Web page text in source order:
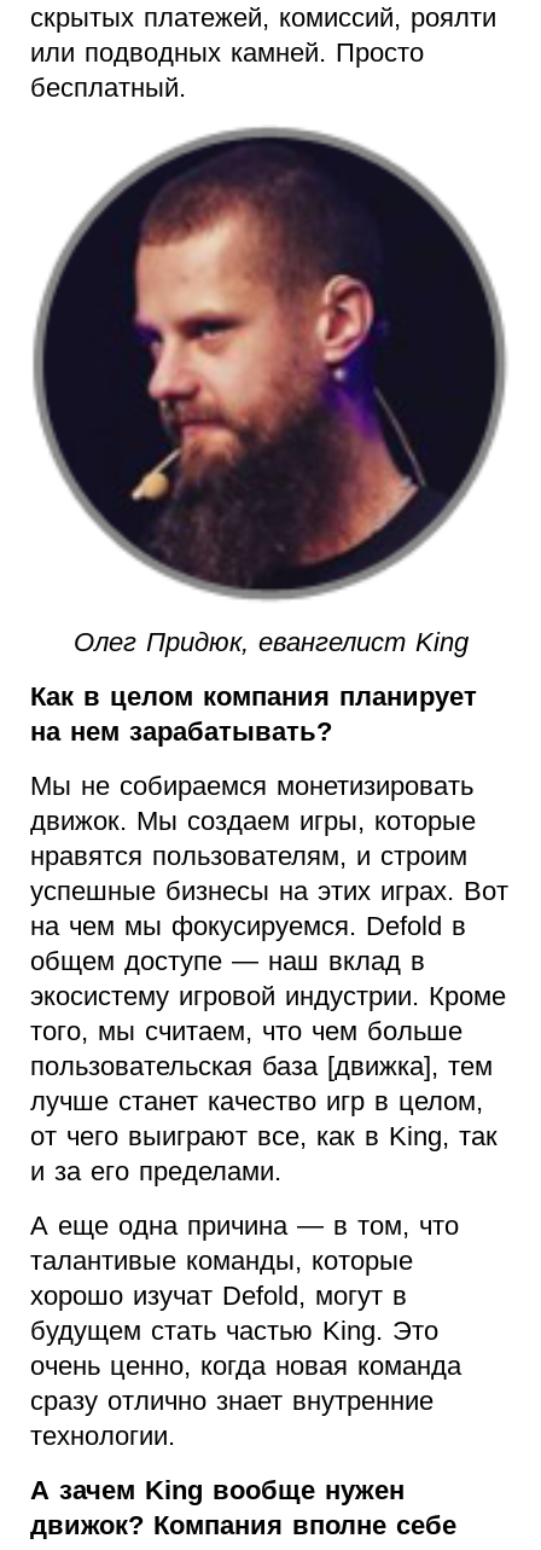
скрытых платежей, комиссий, роялти
или подводных камней. Просто
бесплатный.
Олег Придюк, евангелист King
Как в целом компания планирует
на нем зарабатывать?
Мы не собираемся монетизировать
движок. Мы создаем игры, которые
нравятся пользователям, и строим
успешные бизнесы на этих играх. Вот
на чем мы фокусируемся. Defold в
общем доступе — наш вклад в
экосистему игровой индустрии. Кроме
того, мы считаем, что чем больше
пользовательская база [движка], тем
лучше станет качество игр в целом,
от чего выиграют все, как в King, так
и за его пределами.
А еще одна причина — в том, что
талантивые команды, которые
хорошо изучат Defold, могут в
будущем стать частью King. Это
очень ценно, когда новая команда
сразу отлично знает внутренние
технологии.
А зачем King вообще нужен
движок? Компания вполне себе